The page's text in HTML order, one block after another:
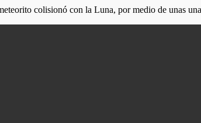
colisionó con la Luna, por medio de unas